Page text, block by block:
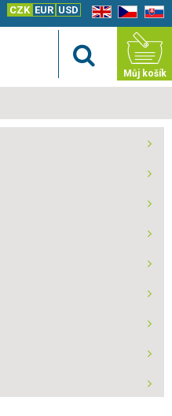
EN CZ SK
CZK EUR USD
Můj košík